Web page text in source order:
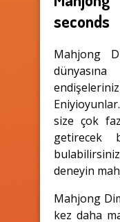
seconds
Mahjong
size çok
getirecek
deneyin
Mahjong
kez daha